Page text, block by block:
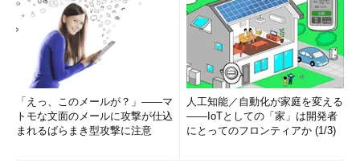
「えっ、このメールが？」――マ
トモな文面のメールに攻撃が仕込
まれるばらまき型攻撃に注意
人工知能／自動化が家庭を変える
――IoTとしての「家」は開発者
にとってのフロンティアか (1/3)